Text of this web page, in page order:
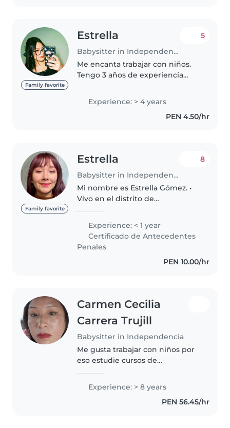
Family favorite
Estrella
Babysitter in Independencia
5
Me encanta trabajar con niños.
Tengo 3 años de experiencia
bebés y niños pequeños. ¡Estoy
deseando cuidar de tus hijos!
Puedes ponerte en contacto
Experience: > 4 years
PEN 4.50/hr
Family favorite
Estrella
Babysitter in Independencia
8
Mi nombre es Estrella Gómez. •
Vivo en el distrito de
y me apasiona lo que hago. • Soy
fisioterapeuta de profesión y
cuento con amplios
conocimientos..
Experience: < 1 year
Certificado de Antecedentes
Penales
PEN 10.00/hr
Carmen Cecilia
Carrera Trujill
Babysitter in Independencia
Me gusta trabajar con niños por
eso estudie cursos de
soy casa vivo con mi esposo mis
hijos y mi mamá asisto a la
Experience: > 8 years
PEN 56.45/hr